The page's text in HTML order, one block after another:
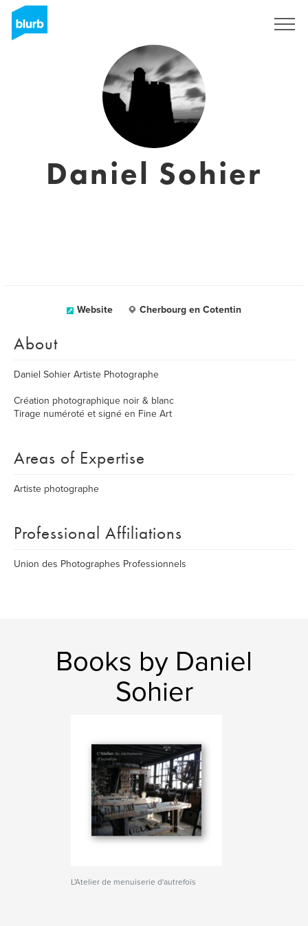
Daniel Sohier
Website Cherbourg en Cotentin
About
Daniel Sohier Artiste Photographe
Création photographique noir & blanc
Tirage numéroté et signé en Fine Art
Areas of Expertise
Artiste photographe
Professional Affiliations
Union des Photographes Professionnels
Books by Daniel
Sohier
L'Atelier de menuiserie d'autrefois